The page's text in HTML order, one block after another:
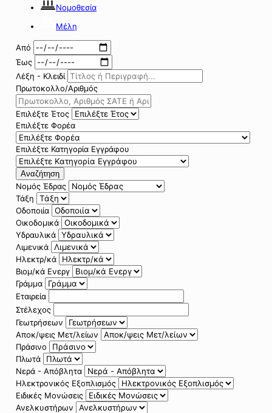
Νομοθεσία
Μέλη
Από
Έως
Λέξη - Κλειδί
Πρωτοκολλο/Αριθμός
Επιλέξτε Έτος
Επιλέξτε Φορέα
Επιλέξτε Κατηγορία Εγγράφου
Αναζήτηση
Νομός Έδρας
Τάξη
Οδοποιία
Οικοδομικά
Υδραυλικά
Λιμενικά
Ηλεκτρ/κά
Βιομ/κά Ενεργ
Γράμμα
Εταιρεία
Στέλεχος
Γεωτρήσεων
Αποκ/ψεις Μετ/λείων
Πράσινο
Πλωτά
Νερά - Απόβλητα
Ηλεκτρονικός Εξοπλισμός
Ειδικές Μονώσεις
Ανελκυστήρων